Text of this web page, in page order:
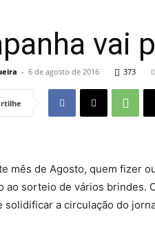
vai
- 6 de agosto de 2016 373
mês de Agosto, quem fizer
ao sorteio de vários brindes.
solidificar a circulação do